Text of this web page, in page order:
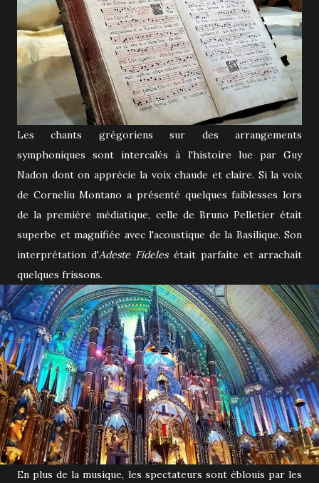
Les chants grégoriens sur des arrangements
symphoniques sont intercalés à l'histoire lue par Guy
Nadon dont on apprécie la voix chaude et claire. Si la voix
de Corneliu Montano a présenté quelques faiblesses lors
de la première médiatique, celle de Bruno Pelletier était
superbe et magnifiée avec l'acoustique de la Basilique. Son
interprétation d'Adeste Fidelesétait parfaite et arrachait
quelques frissons.
En plus de la musique, les spectateurs sont éblouis par les